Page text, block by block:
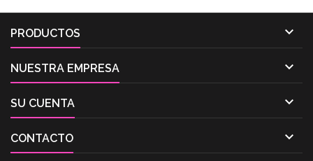
PRODUCTOS 
NUESTRA EMPRESA 
SU CUENTA 
CONTACTO 